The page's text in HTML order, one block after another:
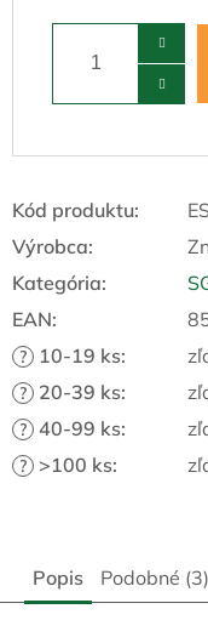
Kód produktu:
Výrobca:
Kategória:
EAN:
? 10-19 ks:
? 20-39 ks:
? 40-99 ks:
? >100 ks:
Popis Podobné (3)